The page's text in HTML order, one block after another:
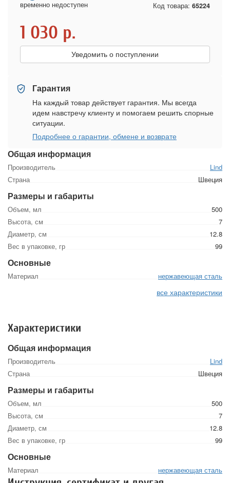
Общая информация
Производитель
Lind
Страна
Швеция
Размеры и габариты
Объем, мл
500
Высота, см
7
Диаметр, см
12.8
Вес в упаковке, гр
99
Основные
Материал нержавеющая сталь
все характеристики
временно недоступен
Код товара: 65224
1 030 р.
Уведомить о поступлении
Гарантия
На каждый товар действует гарантия. Мы всегда
идем навстречу клиенту и помогаем решить спорные
ситуации.
Подробнее о гарантии, обмене и возврате
Характеристики
Общая информация
Производитель
Lind
Страна
Швеция
Размеры и габариты
Объем, мл
500
Высота, см
7
Диаметр, см
12.8
Вес в упаковке, гр
99
Основные
Материал нержавеющая сталь